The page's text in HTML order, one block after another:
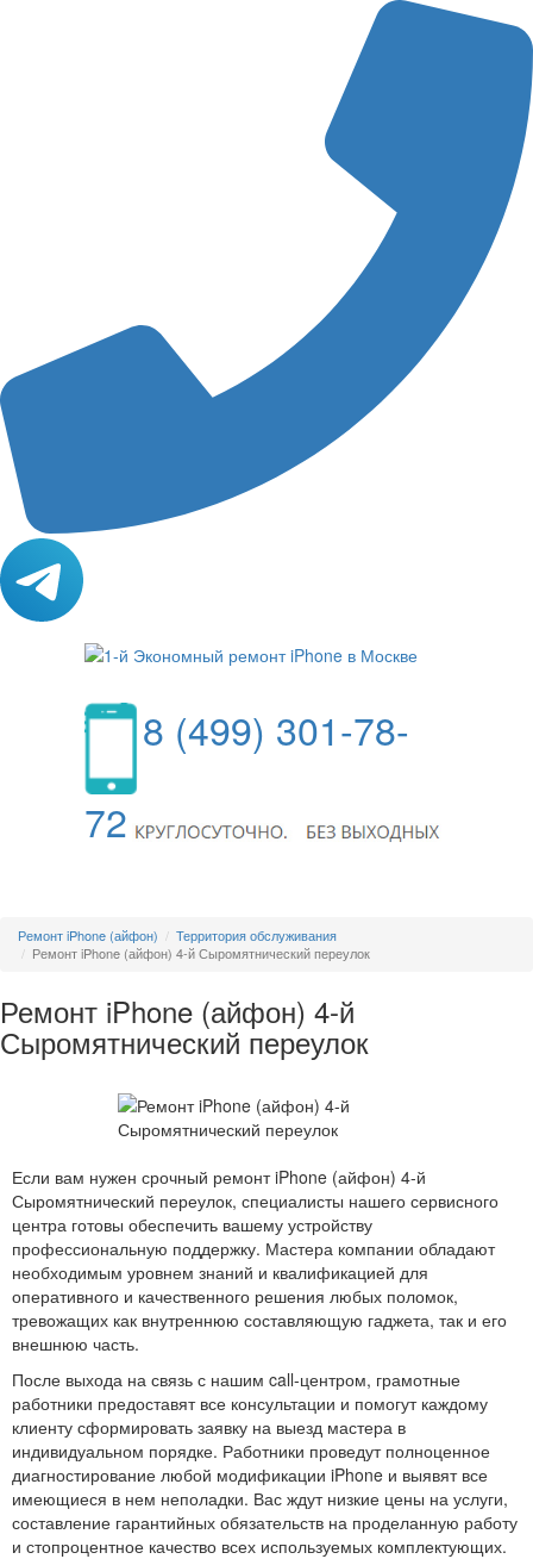
8 (499) 301-78-
72
Ремонт iPhone (айфон)
Территория обслуживания
Ремонт iPhone (айфон) 4-й Сыромятнический переулок
Ремонт iPhone (айфон) 4-й
Сыромятнический переулок
Если вам нужен срочный ремонт iPhone (айфон) 4-й
Сыромятнический переулок, специалисты нашего сервисного
центра готовы обеспечить вашему устройству
профессиональную поддержку. Мастера компании обладают
необходимым уровнем знаний и квалификацией для
оперативного и качественного решения любых поломок,
тревожащих как внутреннюю составляющую гаджета, так и его
внешнюю часть.
После выхода на связь с нашим call-центром, грамотные
работники предоставят все консультации и помогут каждому
клиенту сформировать заявку на выезд мастера в
индивидуальном порядке. Работники проведут полноценное
диагностирование любой модификации iPhone и выявят все
имеющиеся в нем неполадки. Вас ждут низкие цены на услуги,
составление гарантийных обязательств на проделанную работу
и стопроцентное качество всех используемых комплектующих.